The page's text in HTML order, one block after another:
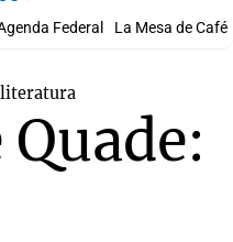
Federal La Mesa de Café
Quade: